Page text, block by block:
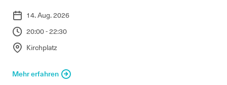
14. Aug. 2026
20:00 - 22:30
Kirchplatz
Mehr erfahren